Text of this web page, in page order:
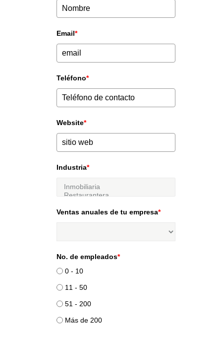
Email*
Teléfono*
Website*
Industria*
Ventas anuales de tu empresa*
No. de empleados*
0 - 10
11 - 50
51 - 200
Más de 200